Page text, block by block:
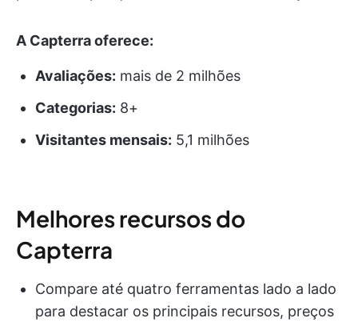
A Capterra oferece:
Avaliações: mais de 2 milhões
Categorias: 8+
Visitantes mensais: 5,1 milhões
Melhores recursos do
Capterra
Compare até quatro ferramentas lado a lado
para destacar os principais recursos, preços